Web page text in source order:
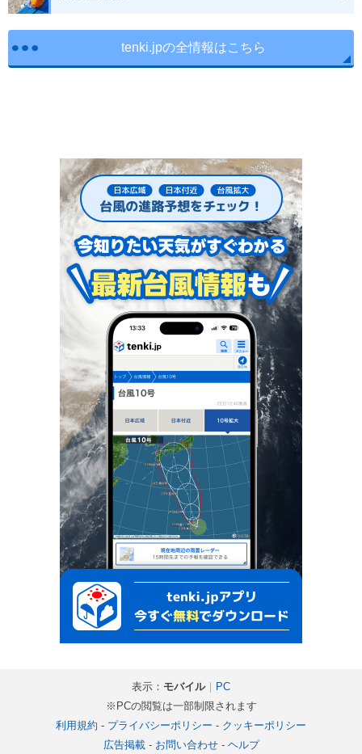
tenki.jpの全情報はこちら
表示： モバイル｜ PC
※PCの閲覧は一部制限されます
利用規約 - プライバシーポリシー - クッキーポリシー
広告掲載- お問い合わせ- ヘルプ